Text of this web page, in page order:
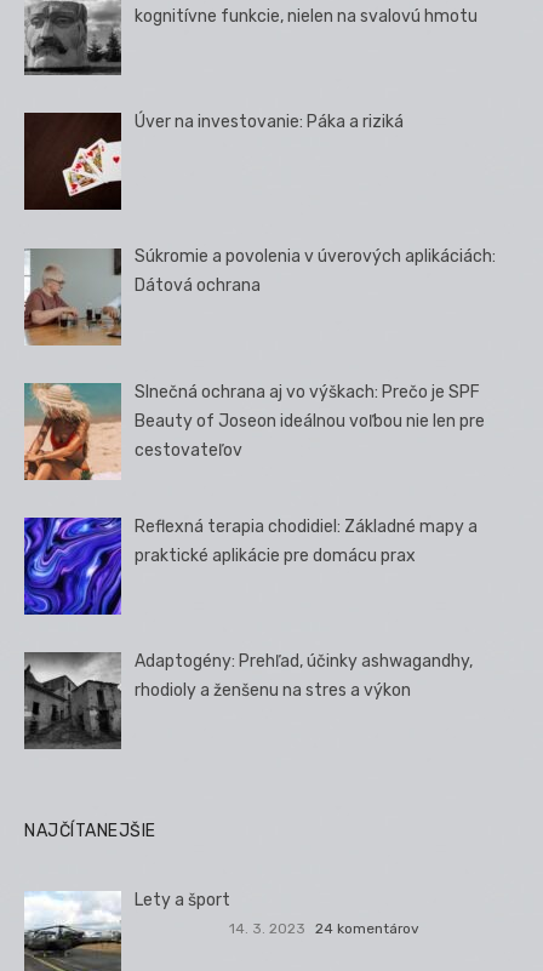
kognitívne funkcie, nielen na svalovú hmotu
Úver na investovanie: Páka a riziká
Súkromie a povolenia v úverových aplikáciách:
Dátová ochrana
Slnečná ochrana aj vo výškach: Prečo je SPF
Beauty of Joseon ideálnou voľbou nie len pre
cestovateľov
Reflexná terapia chodidiel: Základné mapy a
praktické aplikácie pre domácu prax
Adaptogény: Prehľad, účinky ashwagandhy,
rhodioly a ženšenu na stres a výkon
NAJČÍTANEJŠIE
Lety a šport
14. 3. 2023 24 komentárov